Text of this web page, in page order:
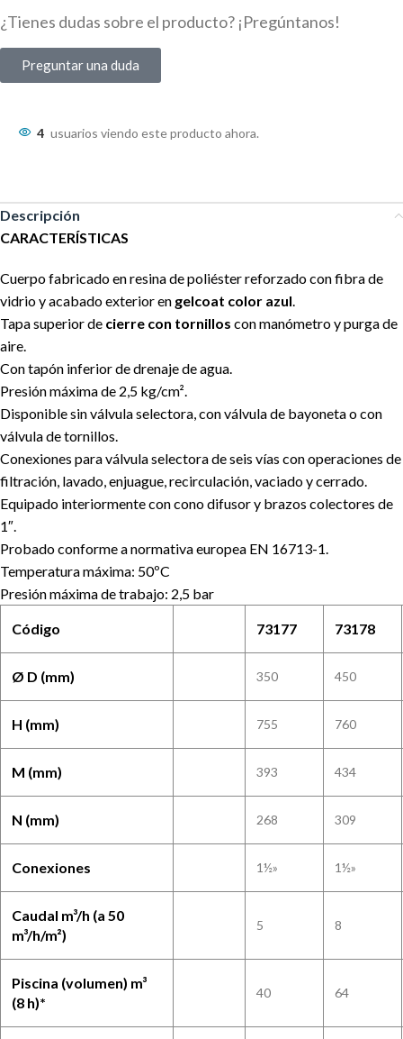
¿Tienes dudas sobre el producto? ¡Pregúntanos!
Preguntar una duda
4 usuarios viendo este producto ahora.
Descripción
CARACTERÍSTICAS
Cuerpo fabricado en resina de poliéster reforzado con fibra de
vidrio y acabado exterior en gelcoat color azul.
Tapa superior de cierre con tornillos con manómetro y purga de
aire.
Con tapón inferior de drenaje de agua.
Presión máxima de 2,5 kg/cm².
Disponible sin válvula selectora, con válvula de bayoneta o con
válvula de tornillos.
Conexiones para válvula selectora de seis vías con operaciones de
filtración, lavado, enjuague, recirculación, vaciado y cerrado.
Equipado interiormente con cono difusor y brazos colectores de
1″.
Probado conforme a normativa europea EN 16713-1.
Temperatura máxima: 50ºC
Presión máxima de trabajo: 2,5 bar
Código 73177 73178
Ø D (mm) 350 450
H (mm) 755 760
M (mm) 393 434
N (mm) 268 309
Conexiones 1½» 1½»
Caudal m³/h (a 50
m³/h/m²)
5 8
Piscina (volumen) m³
(8 h)*
40 64